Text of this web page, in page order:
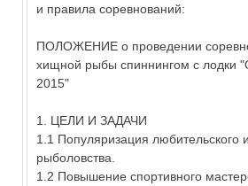
и правила соревнований:
ПОЛОЖЕНИЕ о проведении
хищной рыбы спиннингом с лодки
2015"
1. ЦЕЛИ И ЗАДАЧИ
1.1 Популяризация любительского
рыболовства.
1.2 Повышение спортивного